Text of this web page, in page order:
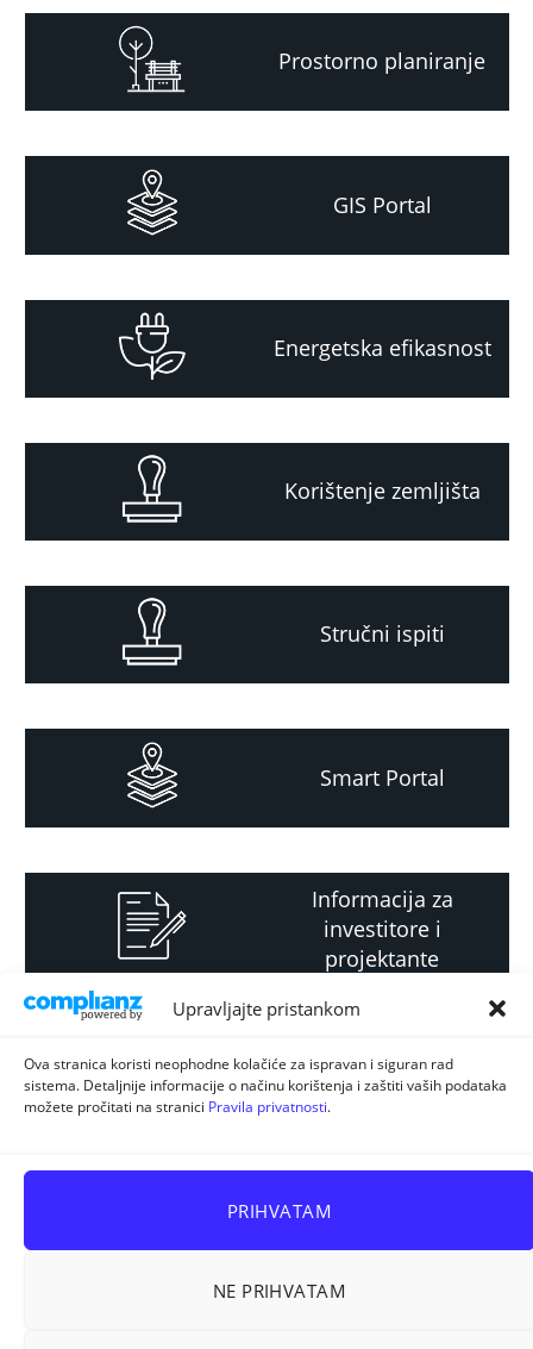
Upravljajte pristankom
Ova stranica koristi neophodne kolačiće za ispravan i siguran rad
sistema. Detaljnije informacije o načinu korištenja i zaštiti vaših podataka
možete pročitati na stranici Pravila privatnosti.
PRIHVATAM
NE PRIHVATAM
Prostorno planiranje
GIS Portal
Energetska efikasnost
Korištenje zemljišta
Stručni ispiti
Smart Portal
Informacija za
investitore i
projektante
Strateški i planski
dokument